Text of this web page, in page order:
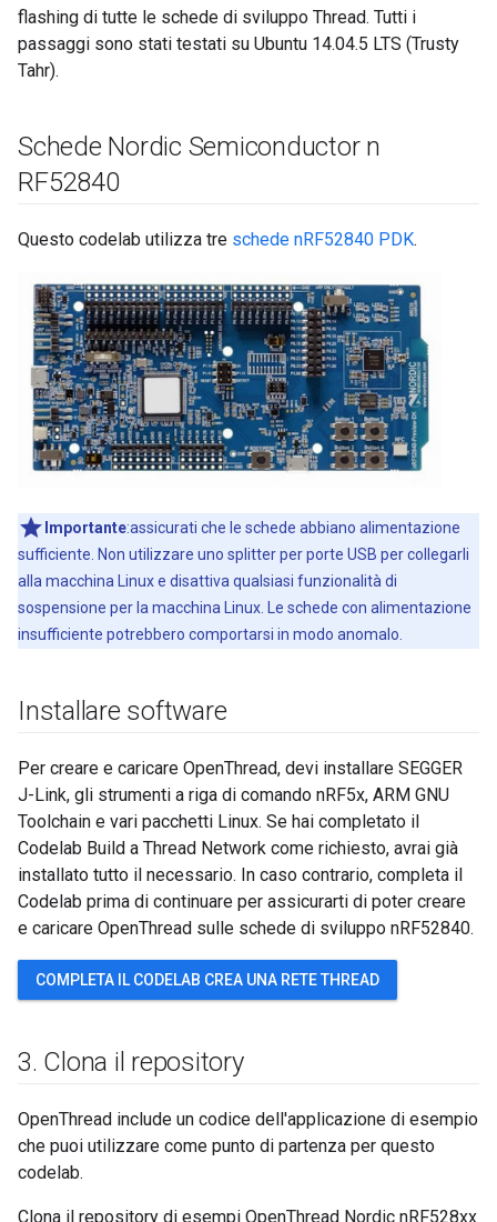
flashing di tutte le schede di sviluppo Thread. Tutti i
passaggi sono stati testati su Ubuntu 14.04.5 LTS (Trusty
Tahr).
Schede Nordic Semiconductor n
RF52840
Questo codelab utilizza tre schede nRF52840 PDK.
Importante:assicurati che le schede abbiano alimentazione
sufficiente. Non utilizzare uno splitter per porte USB per collegarli
alla macchina Linux e disattiva qualsiasi funzionalità di
sospensione per la macchina Linux. Le schede con alimentazione
insufficiente potrebbero comportarsi in modo anomalo.
Installare software
Per creare e caricare OpenThread, devi installare SEGGER
J-Link, gli strumenti a riga di comando nRF5x, ARM GNU
Toolchain e vari pacchetti Linux. Se hai completato il
Codelab Build a Thread Network come richiesto, avrai già
installato tutto il necessario. In caso contrario, completa il
Codelab prima di continuare per assicurarti di poter creare
e caricare OpenThread sulle schede di sviluppo nRF52840.
COMPLETA IL CODELAB CREA UNA RETE THREAD
3. Clona il repository
OpenThread include un codice dell'applicazione di esempio
che puoi utilizzare come punto di partenza per questo
codelab.
Clona il repository di esempi OpenThread Nordic nRF528xx